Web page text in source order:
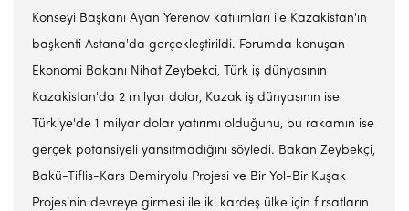
Konseyi Başkanı Ayan Yerenov katılımları ile Kazakistan'ın
başkenti Astana'da gerçekleştirildi. Forumda konuşan
Ekonomi Bakanı Nihat Zeybekci, Türk iş dünyasının
Kazakistan'da 2 milyar dolar, Kazak iş dünyasının ise
Türkiye'de 1 milyar dolar yatırımı olduğunu, bu rakamın ise
gerçek potansiyeli yansıtmadığını söyledi. Bakan Zeybekçi,
Bakü-Tiflis-Kars Demiryolu Projesi ve Bir Yol-Bir Kuşak
Projesinin devreye girmesi ile iki kardeş ülke için fırsatların